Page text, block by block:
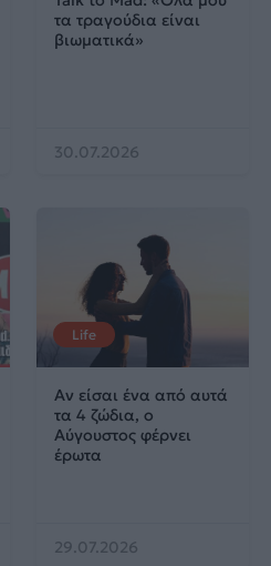
τα τραγούδια είναι
βιωματικά»
30.07.2026
Life
Αν είσαι ένα από αυτά
τα 4 ζώδια, ο
Αύγουστος φέρνει
έρωτα
29.07.2026